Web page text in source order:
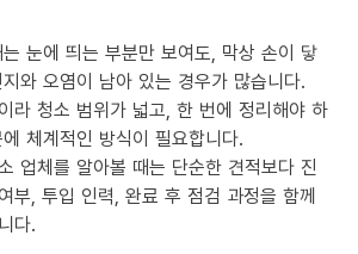
눈에 띄는 부분만 보여도, 막상 손이 닿
와 오염이 남아 있는 경우가 많습니다.
라 청소 범위가 넓고, 한 번에 정리해야 하
체계적인 방식이 필요합니다.
업체를 알아볼 때는 단순한 견적보다 진
부, 투입 인력, 완료 후 점검 과정을 함께
다.